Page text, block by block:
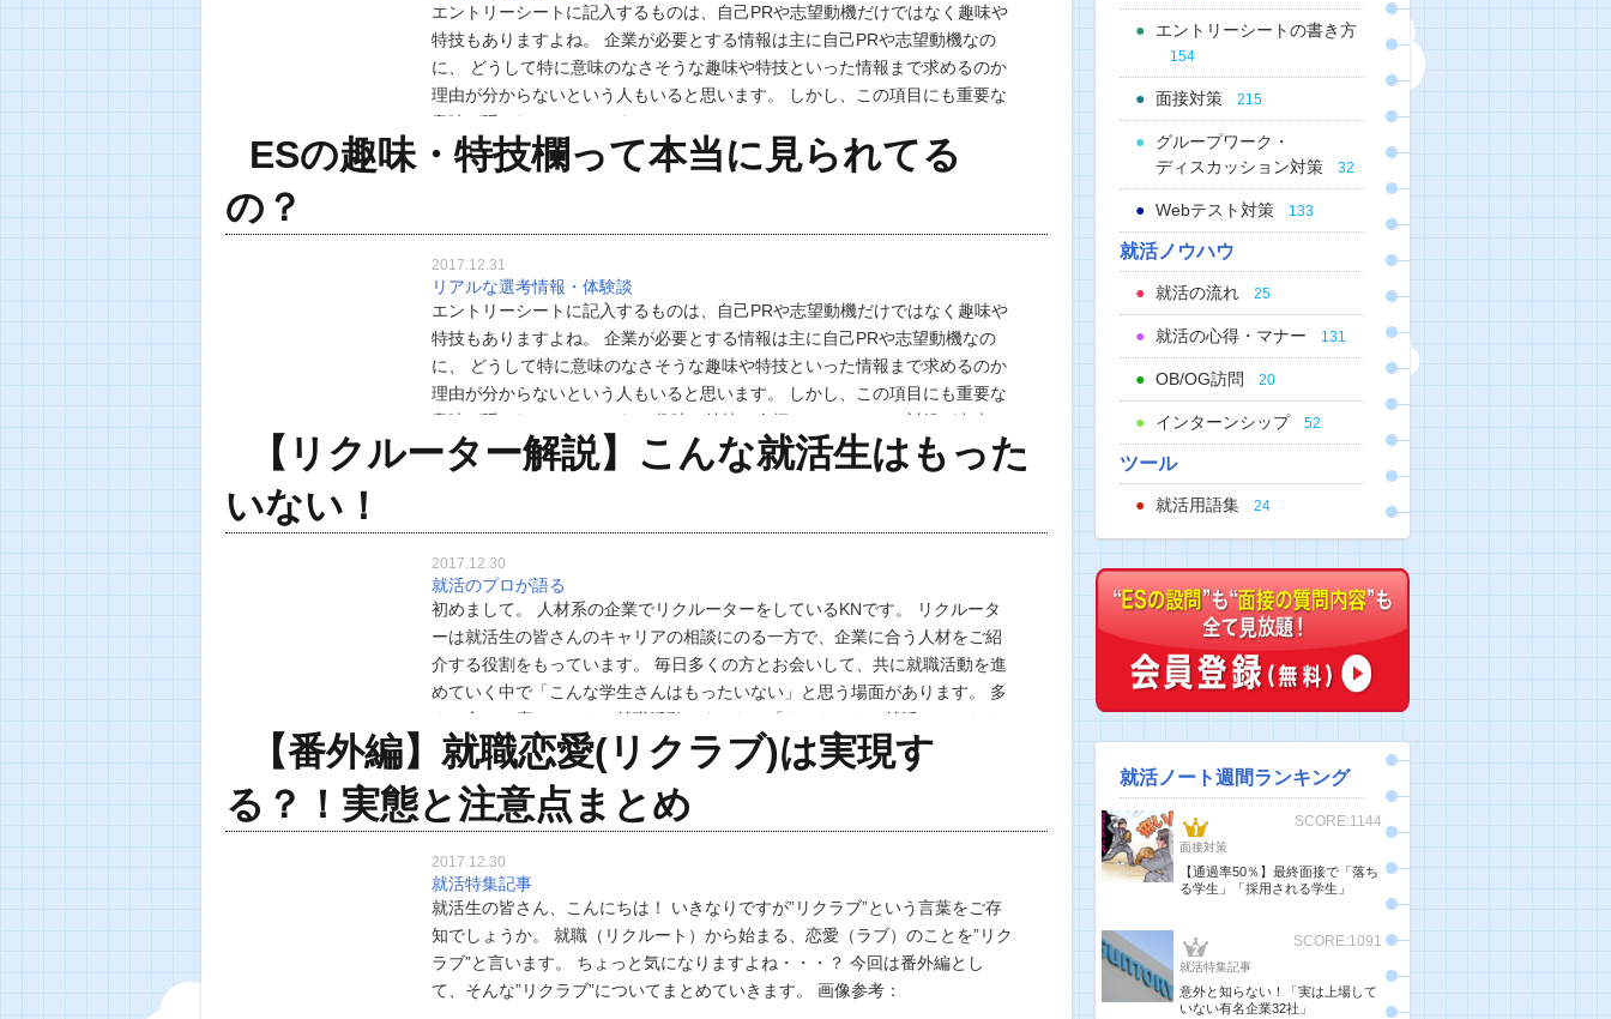
エントリーシートに記入するものは、自己PRや志望動機だけではなく趣味や
特技もありますよね。 企業が必要とする情報は主に自己PRや志望動機なの
に、 どうして特に意味のなさそうな趣味や特技といった情報まで求めるのか
理由が分からないという人もいると思います。 しかし、この項目にも重要な
意味が隠されているのです。 …
ESの趣味・特技欄って本当に見られてる
の？
2017.12.31
リアルな選考情報・体験談
エントリーシートに記入するものは、自己PRや志望動機だけではなく趣味や
特技もありますよね。 企業が必要とする情報は主に自己PRや志望動機なの
に、 どうして特に意味のなさそうな趣味や特技といった情報まで求めるのか
理由が分からないという人もいると思います。 しかし、この項目にも重要な
意味が隠されているのです。 趣味や特技は人柄やストレスへの対処が出来る
かを見ている 自己PRや志望動機はある程度マニュ…
【リクルーター解説】こんな就活生はもった
いない！
2017.12.30
就活のプロが語る
初めまして。 人材系の企業でリクルーターをしているKNです。 リクルータ
ーは就活生の皆さんのキャリアの相談にのる一方で、企業に合う人材をご紹
介する役割をもっています。 毎日多くの方とお会いして、共に就職活動を進
めていく中で「こんな学生さんはもったいない」と思う場面があります。 多
くの方は一度しかしない就職活動ですから、「もったいない就活」にしたく
はないですよね。 今回は就活生の皆さんのもったいない…
【番外編】就職恋愛(リクラブ)は実現す
る？！実態と注意点まとめ
2017.12.30
就活特集記事
就活生の皆さん、こんにちは！ いきなりですが”リクラブ”という言葉をご存
知でしょうか。 就職（リクルート）から始まる、恋愛（ラブ）のことを”リク
ラブ”と言います。 ちょっと気になりますよね・・・？ 今回は番外編とし
て、そんな”リクラブ”についてまとめていきます。 画像参考：
エントリーシートの書き方
154
面接対策 215
グループワーク・
ディスカッション対策
32
Webテスト対策 133
就活ノウハウ
就活の流れ 25
就活の心得・マナー 131
OB/OG訪問 20
インターンシップ 52
ツール
就活用語集 24
就活ノート週間ランキング
SCORE:1144
面接対策
【通過率50％】最終面接で「落ち
る学生」「採用される学生」
SCORE:1091
就活特集記事
意外と知らない！「実は上場して
いない有名企業32社」